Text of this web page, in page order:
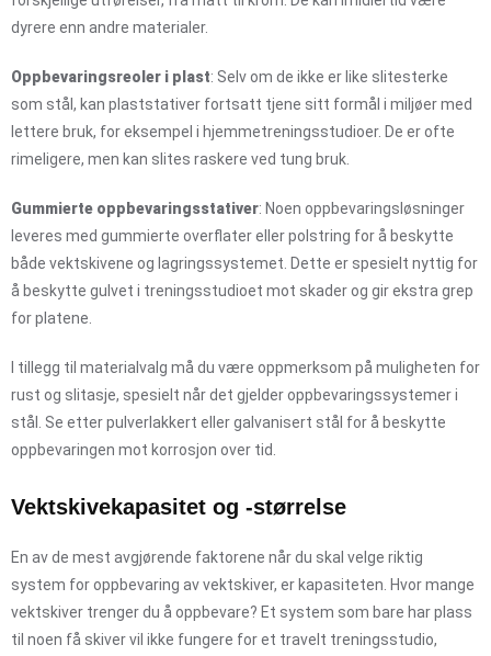
dyrere enn andre materialer.
Oppbevaringsreoler i plast: Selv om de ikke er like slitesterke
som stål, kan plaststativer fortsatt tjene sitt formål i miljøer med
lettere bruk, for eksempel i hjemmetreningsstudioer. De er ofte
rimeligere, men kan slites raskere ved tung bruk.
Gummierte oppbevaringsstativer: Noen oppbevaringsløsninger
leveres med gummierte overflater eller polstring for å beskytte
både vektskivene og lagringssystemet. Dette er spesielt nyttig for
å beskytte gulvet i treningsstudioet mot skader og gir ekstra grep
for platene.
I tillegg til materialvalg må du være oppmerksom på muligheten for
rust og slitasje, spesielt når det gjelder oppbevaringssystemer i
stål. Se etter pulverlakkert eller galvanisert stål for å beskytte
oppbevaringen mot korrosjon over tid.
Vektskivekapasitet og -størrelse
En av de mest avgjørende faktorene når du skal velge riktig
system for oppbevaring av vektskiver, er kapasiteten. Hvor mange
vektskiver trenger du å oppbevare? Et system som bare har plass
til noen få skiver vil ikke fungere for et travelt treningsstudio,